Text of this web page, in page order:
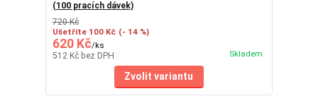
(100 pracích dávek)
720 Kč
Ušetříte 100 Kč (- 14 %)
620 Kč/ks
512 Kč bez DPH Skladem
Zvolit variantu